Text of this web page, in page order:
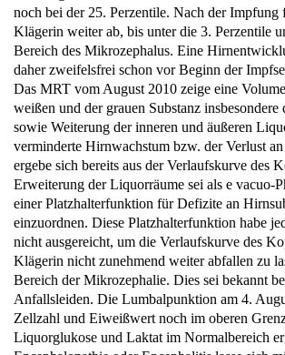
Klägerin weiter ab, bis unter die 3. Perzentile
Bereich des Mikrozephalus. Eine
daher zweifelsfrei schon vor Beginn der
Das MRT vom August 2010 zeige eine
weißen und der grauen Substanz insbesondere
sowie Weiterung der inneren und äußeren
verminderte Hirnwachstum bzw. der Verlust
ergebe sich bereits aus der Verlaufskurve des
Erweiterung der Liquorräume sei als e vacuo-
einer Platzhalterfunktion für Defizite an
einzuordnen. Diese Platzhalterfunktion habe
nicht ausgereicht, um die Verlaufskurve des
Klägerin nicht zunehmend weiter abfallen zu
Bereich der Mikrozephalie. Dies sei bekannt
Anfallsleiden. Die Lumbalpunktion am 4.
Zellzahl und Eiweißwert noch im oberen
Liquorglukose und Laktat im Normalbereich
Encephalopathie oder Encephalitis lasse sich